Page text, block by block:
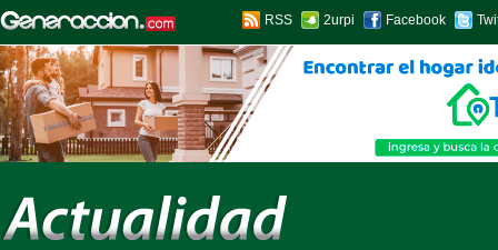
RSS 2urpi Facebook